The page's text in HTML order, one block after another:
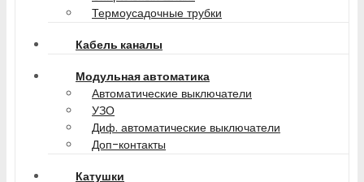
Термоусадочные трубки
Кабель каналы
Модульная автоматика
Автоматические выключатели
УЗО
Диф. автоматические выключатели
Доп-контакты
Катушки